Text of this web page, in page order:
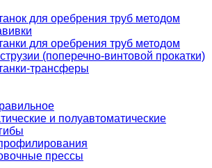
для оребрения труб методом
для оребрения труб методом
(поперечно-винтовой прокатки)
трансферы
и полуавтоматические
прессы